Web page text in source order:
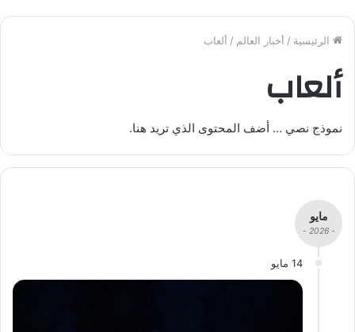
الرئيسية / أخبار العالم / ألعاب
ألعاب
نموذج نصي … أضف المحتوى الذي تريد هنا.
مايو
- 2026 -
14 مايو